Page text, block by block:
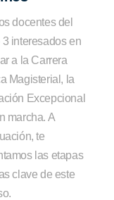
docentes del
3 interesados en
a la Carrera
Magisterial, la
Excepcional
marcha. A
te
las etapas
clave de este